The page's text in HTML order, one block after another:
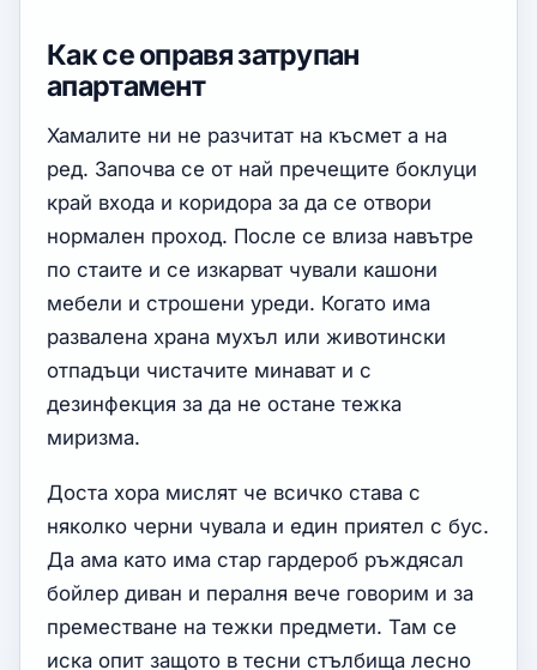
Как се оправя затрупан
апартамент
Хамалите ни не разчитат на късмет а на
ред. Започва се от най пречещите боклуци
край входа и коридора за да се отвори
нормален проход. После се влиза навътре
по стаите и се изкарват чували кашони
мебели и строшени уреди. Когато има
развалена храна мухъл или животински
отпадъци чистачите минават и с
дезинфекция за да не остане тежка
миризма.
Доста хора мислят че всичко става с
няколко черни чувала и един приятел с бус.
Да ама като има стар гардероб ръждясал
бойлер диван и пералня вече говорим и за
преместване на тежки предмети. Там се
иска опит защото в тесни стълбища лесно